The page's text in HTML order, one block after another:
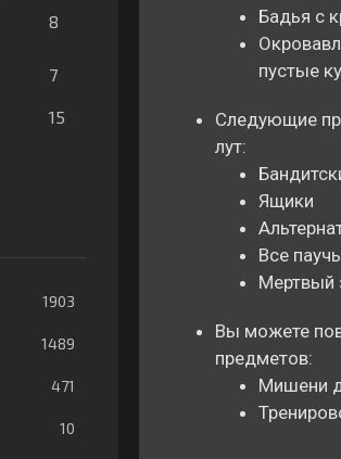
8
7
15
1903
1489
471
10
Бадья с
пустые
Следующие
лут:
Ящики
Все
Мертвый
Вы можете
предметов:
Мишени